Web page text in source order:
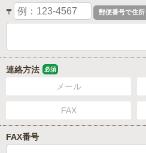
〒
連絡方法 必須
メール
FAX
FAX番号